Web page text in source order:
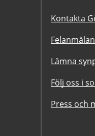
Kontakta
Lämna
Följ oss i
Press och